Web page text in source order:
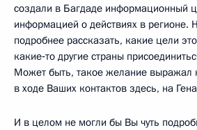
создали в Багдаде информационный
информацией о действиях в регионе.
подробнее рассказать, какие цели
какие‑то другие страны
Может быть, такое желание выражал
в ходе Ваших контактов здесь, на
И в целом не могли бы Вы чуть